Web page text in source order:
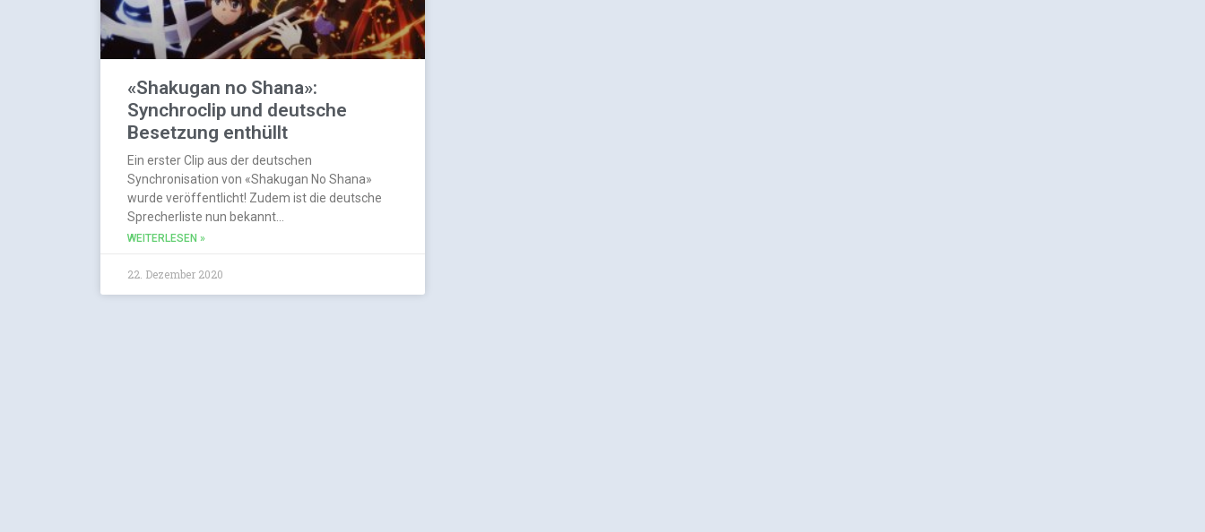
«Shakugan no Shana»:
Synchroclip und deutsche
Besetzung enthüllt
Ein erster Clip aus der deutschen
Synchronisation von «Shakugan No Shana»
wurde veröffentlicht! Zudem ist die deutsche
Sprecherliste nun bekannt…
WEITERLESEN »
22. Dezember 2020